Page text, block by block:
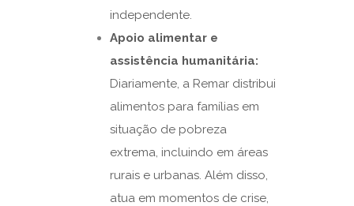
independente.
Apoio alimentar e
assistência humanitária:
Diariamente, a Remar distribui
alimentos para famílias em
situação de pobreza
extrema, incluindo em áreas
rurais e urbanas. Além disso,
atua em momentos de crise,